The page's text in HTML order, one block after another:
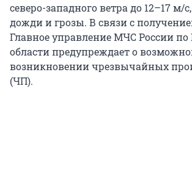
северо-западного ветра до 12–17 м/
дожди и грозы. В связи с
Главное управление МЧС России по
области предупреждает о
возникновении чрезвычайных
(ЧП).